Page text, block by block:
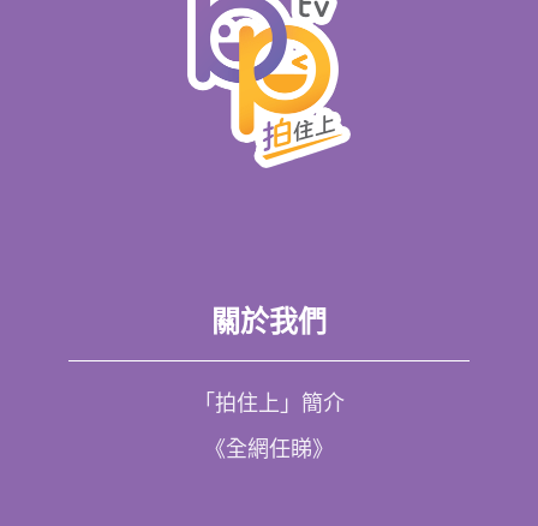
關於我們
「拍住上」簡介
《全網任睇》